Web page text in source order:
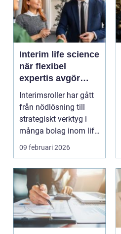
Interim life science
när flexibel
expertis avgör
takten
Interimsroller har gått
från nödlösning till
strategiskt verktyg i
många bolag inom life
science. Nä...
09 februari 2026